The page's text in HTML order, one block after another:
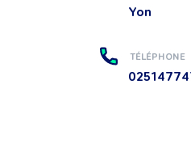
Yon
TÉLÉPHONE